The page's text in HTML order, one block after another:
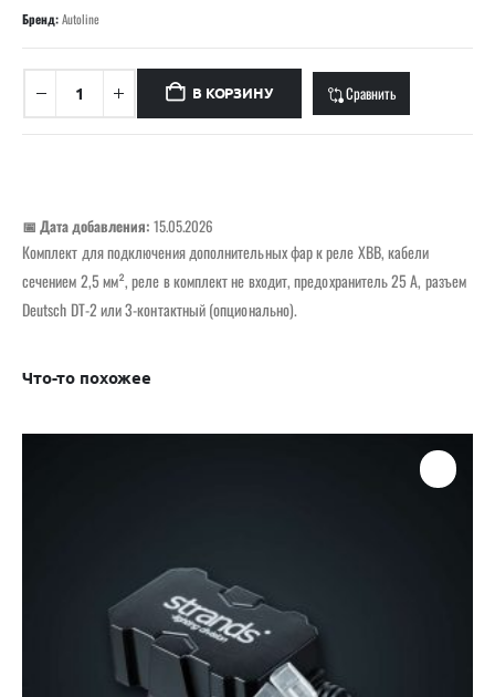
Бренд:Autoline
В КОРЗИНУ Сравнить
📅 Дата добавления: 15.05.2026
Комплект для подключения дополнительных фар к реле XBB, кабели
сечением 2,5 мм², реле в комплект не входит, предохранитель 25 А, разъем
Deutsch DT-2 или 3-контактный (опционально).
Что-то похожее